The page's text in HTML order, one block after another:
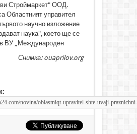
Строймаркет" ООД.
Областният управител
научно изложение
наука", което ще се
ВУ „Международен
Снимка: ouaprilov.org